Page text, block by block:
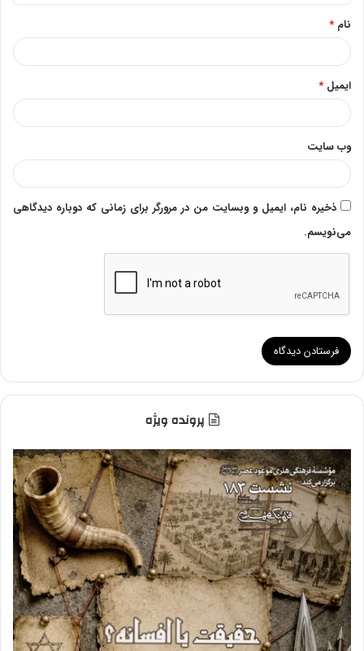
نام *
ایمیل *
وب‌ سایت
ذخیره نام، ایمیل و وبسایت من در مرورگر برای زمانی که دوباره دیدگاهی
می‌نویسم.
پرونده ویژه